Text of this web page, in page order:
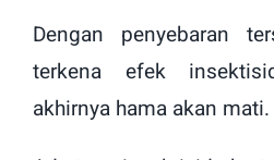
Dengan penyebaran
terkena efek
akhirnya hama akan mati.